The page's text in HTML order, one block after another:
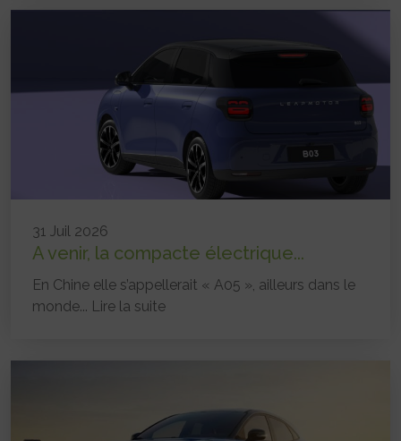
31 Juil 2026
A venir, la compacte électrique...
En Chine elle s’appellerait « A05 », ailleurs dans le
monde... Lire la suite